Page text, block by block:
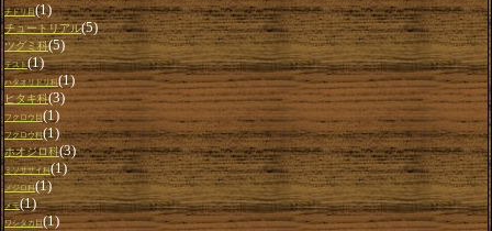
チドリ目(1)
チュートリアル(5)
ツグミ科(5)
テスト(1)
ハタオリドリ科(1)
ヒタキ科(3)
フクロウ目 (1)
フクロウ科(1)
ホオジロ科(3)
ミソサザイ科(1)
メジロ科(1)
メモ(1)
ワシタカ目(1)